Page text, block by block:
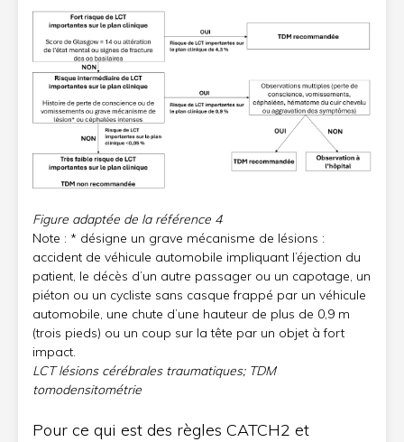
Figure adaptée de la référence 4
Note : * désigne un grave mécanisme de lésions :
accident de véhicule automobile impliquant l’éjection du
patient, le décès d’un autre passager ou un capotage, un
piéton ou un cycliste sans casque frappé par un véhicule
automobile, une chute d’une hauteur de plus de 0,9 m
(trois pieds) ou un coup sur la tête par un objet à fort
impact.
LCT lésions cérébrales traumatiques; TDM
tomodensitométrie
Pour ce qui est des règles CATCH2 et